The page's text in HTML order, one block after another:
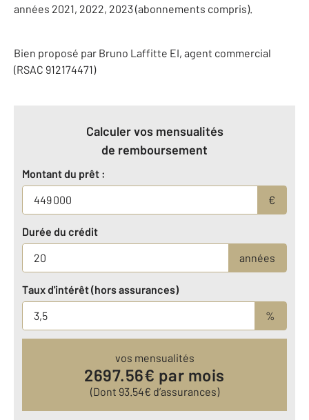
années 2021, 2022, 2023 (abonnements compris).
Bien proposé par Bruno Laffitte EI, agent commercial
(RSAC 912174471)
Calculer vos mensualités
de remboursement
Montant du prêt :
€
Durée du crédit
années
Taux d'intérêt (hors assurances)
%
vos mensualités
2697.56€ par mois
(Dont 93.54€ d’assurances)